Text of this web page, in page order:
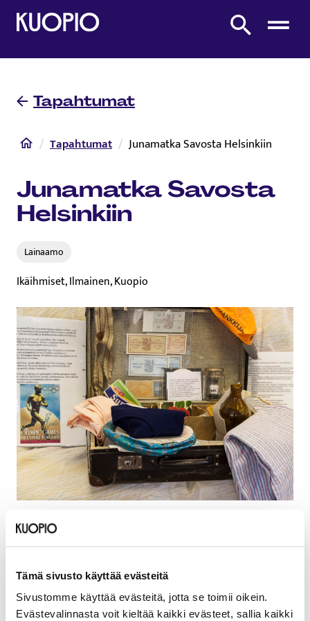
Tämä sivusto käyttää evästeitä
Sivustomme käyttää evästeitä, jotta se toimii oikein.
Evästevalinnasta voit kieltää kaikki evästeet, sallia kaikki
Etusivulle
Etsi sivustolta
Tapahtumat
Etusivu
Tapahtumat Junamatka Savosta Helsinkiin
Junamatka Savosta
Helsinkiin
Lainaamo
Ikäihmiset, Ilmainen, Kuopio
Sijainti
Kuopion museo, Museokatu 1, 70100
JUNAMATKA SAVOSTA HELSINKIIN
Matkalaukkuun on pakattu Mirjan ja Veikon